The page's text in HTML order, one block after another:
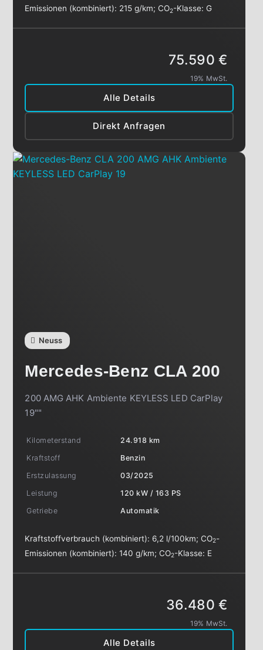
Emissionen (kombiniert): 215 g/km;CO2-Klasse:G
Alle Details
Direkt Anfragen
75.590 €
19% MwSt.
Neuss
Mercedes-Benz CLA 200
200 AMG AHK Ambiente KEYLESS LED CarPlay
19""
Kilometerstand
24.918 km
Kraftstoff
Benzin
Erstzulassung
03/2025
Leistung
120 kW / 163 PS
Getriebe
Automatik
Kraftstoffverbrauch (kombiniert): 6,2 l/100km;CO2-
Emissionen (kombiniert):140 g/km;CO2-Klasse: E
Alle Details
36.480 €
19% MwSt.